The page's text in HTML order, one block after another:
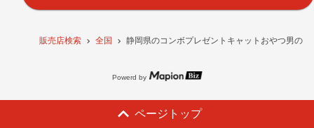
販売店検索 全国 静岡県のコンボプレゼントキャットおやつ男の
Powerd by
ページトップ